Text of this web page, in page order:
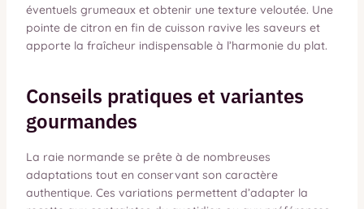
éventuels grumeaux et obtenir une texture veloutée. Une
pointe de citron en fin de cuisson ravive les saveurs et
apporte la fraîcheur indispensable à l’harmonie du plat.
Conseils pratiques et variantes
gourmandes
La raie normande se prête à de nombreuses
adaptations tout en conservant son caractère
authentique. Ces variations permettent d’adapter la